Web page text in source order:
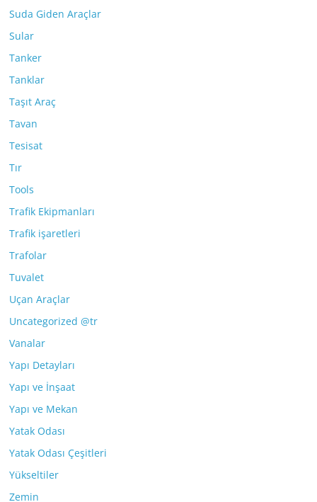
Suda Giden Araçlar
Sular
Tanker
Tanklar
Taşıt Araç
Tavan
Tesisat
Tır
Tools
Trafik Ekipmanları
Trafik işaretleri
Trafolar
Tuvalet
Uçan Araçlar
Uncategorized @tr
Vanalar
Yapı Detayları
Yapı ve İnşaat
Yapı ve Mekan
Yatak Odası
Yatak Odası Çeşitleri
Yükseltiler
Zemin